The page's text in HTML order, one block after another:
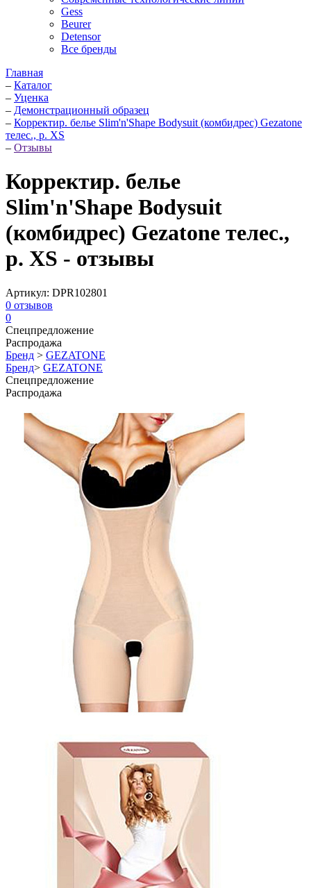
Gess
Beurer
Detensor
Все бренды
Главная
– Каталог
– Уценка
– Демонстрационный образец
– Корректир. белье Slim'n'Shape Bodysuit (комбидрес) Gezatone
телес., р. XS
– Отзывы
Корректир. белье
Slim'n'Shape Bodysuit
(комбидрес) Gezatone телес.,
р. XS - отзывы
Артикул: DPR102801
0 отзывов
0
Спецпредложение
Распродажа
Бренд > GEZATONE
Бренд> GEZATONE
Спецпредложение
Распродажа